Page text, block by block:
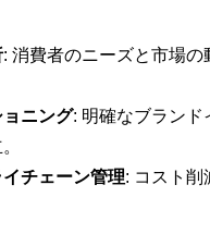
: 消費者のニーズと市場の
ニング: 明確なブランド
チェーン管理: コスト削